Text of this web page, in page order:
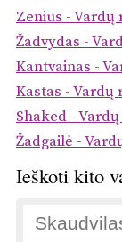
Zenius - Vardų
Žadvydas -
Kantvainas -
Kastas - Vardų
Shaked -
Žadgailė -
Ieškoti kito